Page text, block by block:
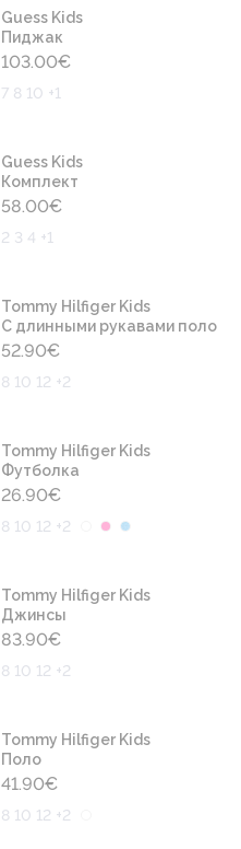
Guess Kids
Пиджак
103.00€
7 8 10 +1
Guess Kids
Комплект
58.00€
2 3 4 +1
Tommy Hilfiger Kids
С длинными рукавами поло
52.90€
8 10 12 +2
Tommy Hilfiger Kids
Футболка
26.90€
8 10 12 +2
Tommy Hilfiger Kids
Джинсы
83.90€
8 10 12 +2
Tommy Hilfiger Kids
Поло
41.90€
8 10 12 +2